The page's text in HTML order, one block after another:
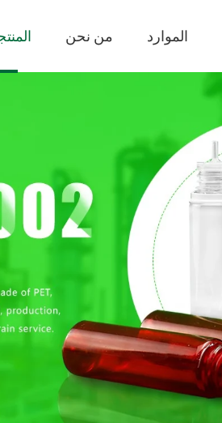
من نحن الموارد